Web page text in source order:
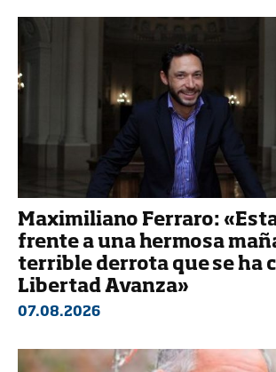
Maximiliano Ferraro:
frente a una hermosa
terrible derrota que se ha
Libertad Avanza»
07.08.2026